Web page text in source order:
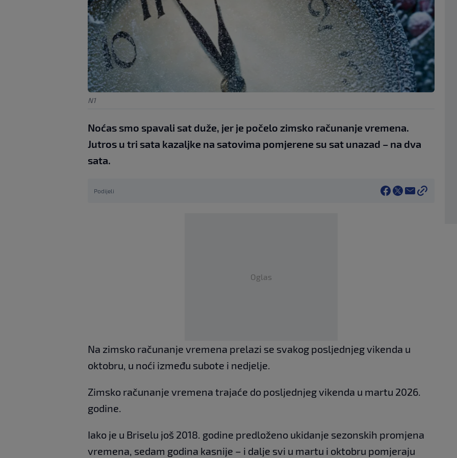
N1
Noćas smo spavali sat duže, jer je počelo zimsko računanje vremena.
Jutros u tri sata kazaljke na satovima pomjerene su sat unazad – na dva
sata.
Podijeli
Oglas
Na zimsko računanje vremena prelazi se svakog posljednjeg vikenda u
oktobru, u noći između subote i nedjelje.
Zimsko računanje vremena trajaće do posljednjeg vikenda u martu 2026.
godine.
Iako je u Briselu još 2018. godine predloženo ukidanje sezonskih promjena
vremena, sedam godina kasnije – i dalje svi u martu i oktobru pomjeraju